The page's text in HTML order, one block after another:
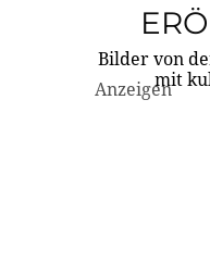
Bilder von
mit
Anzeigen